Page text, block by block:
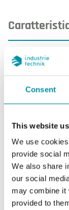
Consent
This website
We use
provide social
We also share
our social
may combine it
provided to
Caratteristiche
Sensore di
Diff. max
pressione 1
Isteresi